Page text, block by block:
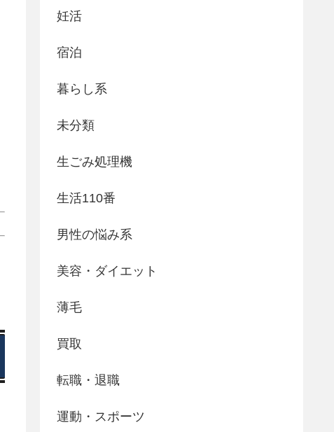
妊活
宿泊
暮らし系
未分類
生ごみ処理機
生活110番
男性の悩み系
美容・ダイエット
薄毛
買取
転職・退職
運動・スポーツ